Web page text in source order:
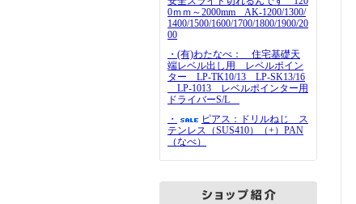
0ｍｍ～2000mm AK-1200/1300/
1400/1500/1600/1700/1800/1900/20
00
・(有)わたなべ： 住宅基礎天
端レベル出し用 レベルポイン
ター LP-TK10/13 LP-SK13/16
LP-1013 レベルポインター用
ドライバーS/L
・
ピアス：ドリルねじ ス
テンレス（SUS410）（+）PAN
（なべ）